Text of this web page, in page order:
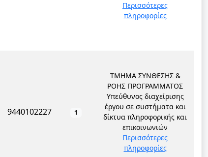
Περισσότερες
πληροφορίες
9440102227 1
ΤΜΗΜΑ ΣΥΝΘΕΣΗΣ &
ΡΟΗΣ ΠΡΟΓΡΑΜΜΑΤΟΣ
Υπεύθυνος διαχείρισης
έργου σε συστήματα και
δίκτυα πληροφορικής και
επικοινωνιών
Περισσότερες
πληροφορίες